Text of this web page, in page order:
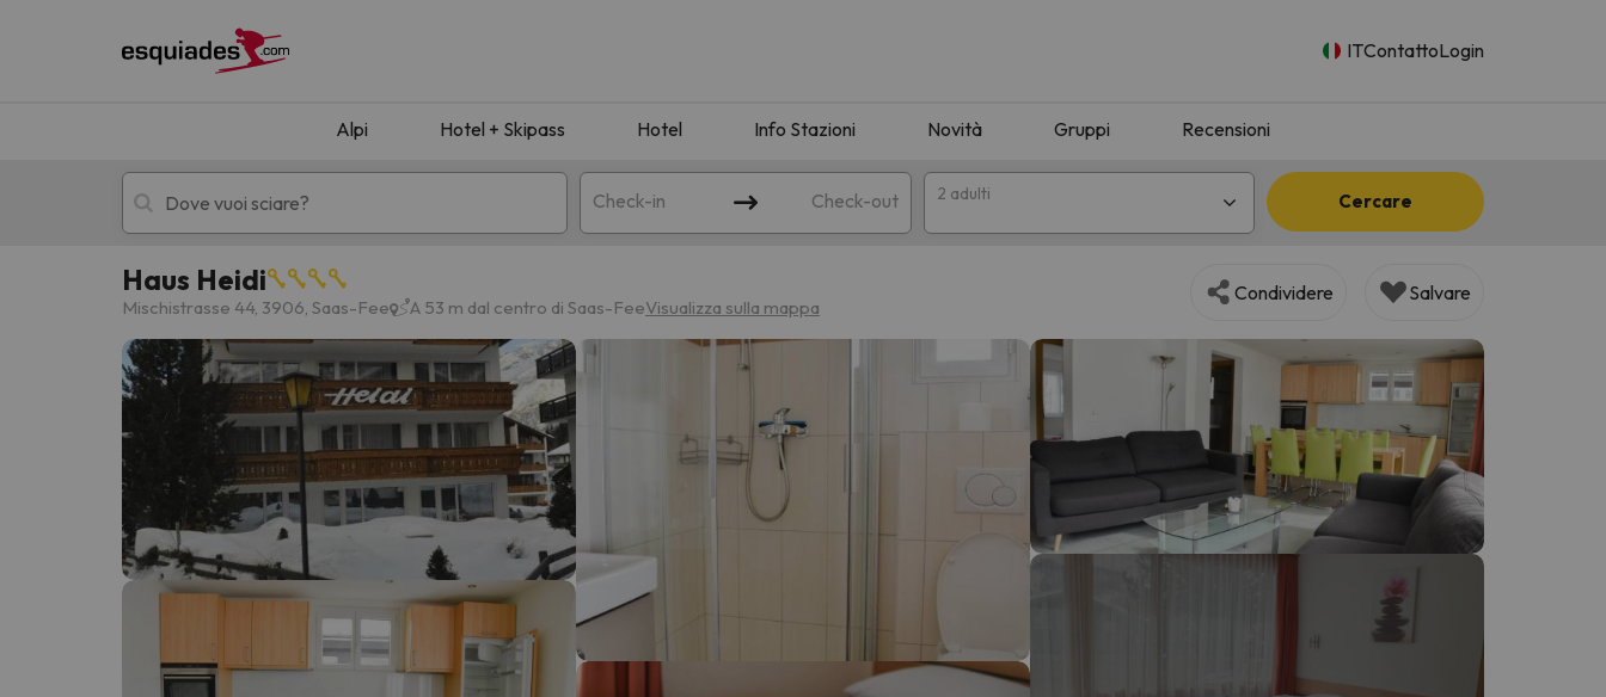
ITContattoLogin
Alpi Hotel + Skipass Hotel Info Stazioni Novità Gruppi Recensioni
Check-in Check-out 2 adulti Cercare
Hotel + skipass Hotel di montagna
Ops, non abbiamo trovato alcun risultato corrispondente alla sua ricerca. Provare a modificare la destinazione.
Sembra che il nostro ricercatore abbia perso la strada. Non appena troverà la bussola, tornerà.
Haus Heidi
Mischistrasse 44, 3906, Saas-Fee A 53 m dal centro di Saas-FeeVisualizza sulla mappa
Condividere Salvare